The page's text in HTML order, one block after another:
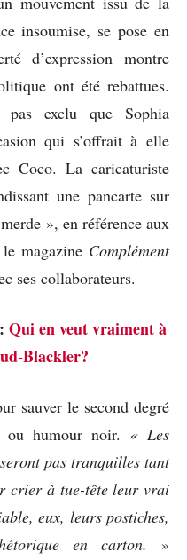
insoumise, se pose en
d’expression montre
ont été rebattues.
pas exclu que Sophia
qui s’offrait à elle
Coco. La caricaturiste
une pancarte sur
», en référence aux
magazine Complément
ses collaborateurs.
Qui en veut vraiment à
Blackler?
sauver le second degré
humour noir. « Les
pas tranquilles tant
crier à tue-tête leur vrai
eux, leurs postiches,
en carton. »